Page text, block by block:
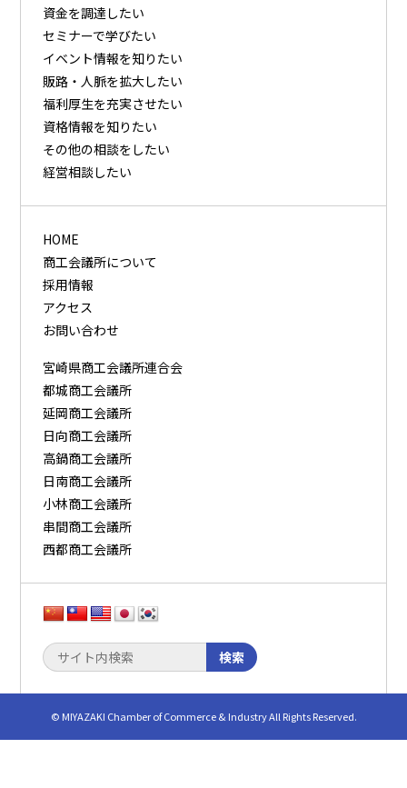
資⾦を調達したい
セミナーで学びたい
イベント情報を知りたい
販路・⼈脈を拡⼤したい
福利厚⽣を充実させたい
資格情報を知りたい
その他の相談をしたい
経営相談したい
HOME
商工会議所について
採用情報
アクセス
お問い合わせ
宮崎県商工会議所連合会
都城商工会議所
延岡商工会議所
日向商工会議所
高鍋商工会議所
日南商工会議所
小林商工会議所
串間商工会議所
西都商工会議所
検索
© MIYAZAKI Chamber of Commerce & Industry All Rights Reserved.